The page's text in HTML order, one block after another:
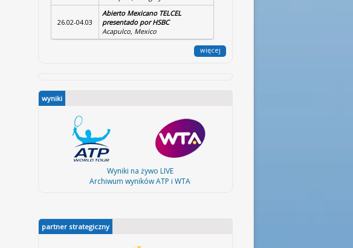
26.02-04.03
Abierto Mexicano TELCEL
presentado por HSBC
Acapulco, Mexico
więcej
wyniki
Wyniki na żywo LIVE
Archiwum wyników ATP i WTA
partner strategiczny